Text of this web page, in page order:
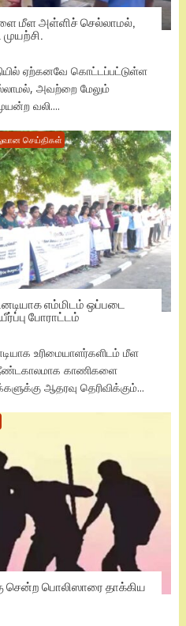
மீள அள்ளிச் செல்லாமல்,
ஏற்கனவே கொட்டப்பட்டுள்ள
அவற்றை மேலும்
வலி....
செய்திகள்
எம்மிடம் ஒப்படை
போராட்டம்
உரிமையாளர்களிடம் மீள
நீண்டகாலமாக காணிகளை
ஆதரவு தெரிவிக்கும்...
சென்ற பொலிஸாரை தாக்கிய